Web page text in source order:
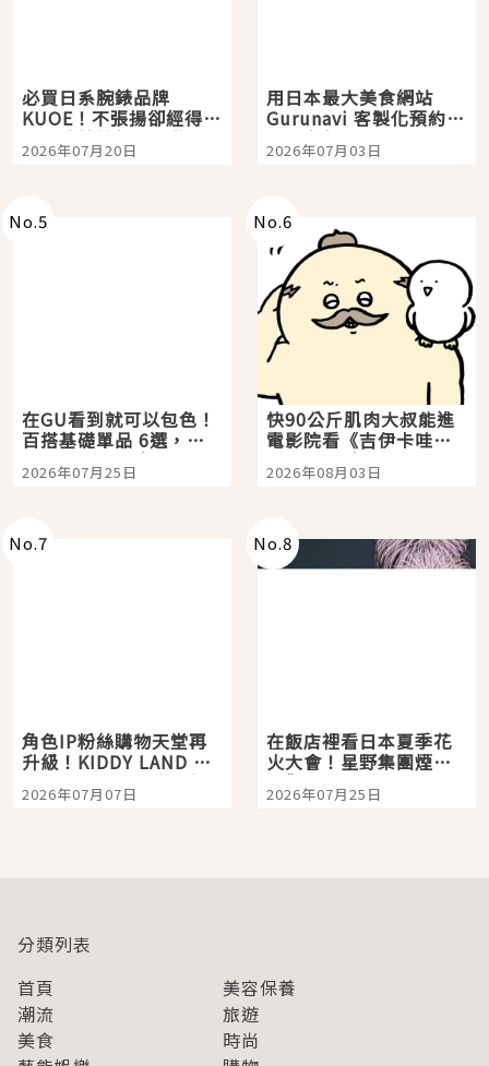
必買日系腕錶品牌
KUOE！不張揚卻經得起
時間洗鍊的經典之作五
選
2026年07月20日
用日本最大美食網站
Gurunavi 客製化預約九
大都市餐廳，打造專屬
美食體驗！
2026年07月03日
No.5
在GU看到就可以包色！
百搭基礎單品 6選，閉
眼全收也不心疼
2026年07月25日
No.6
快90公斤肌肉大叔能進
電影院看《吉伊卡哇》
嗎？日本重金屬樂團
「打首」會長與nagano
2026年08月03日
No.7
角色IP粉絲購物天堂再
升級！KIDDY LAND 原
宿店吉伊卡哇迎客，新
開幕 OMOKADO 店3分
2026年07月07日
No.8
在飯店裡看日本夏季花
火大會！星野集團煙火
景觀飯店6選，讓你不用
人擠人悠閒欣賞
2026年07月25日
分類列表
首頁
美容保養
潮流
旅遊
美食
時尚